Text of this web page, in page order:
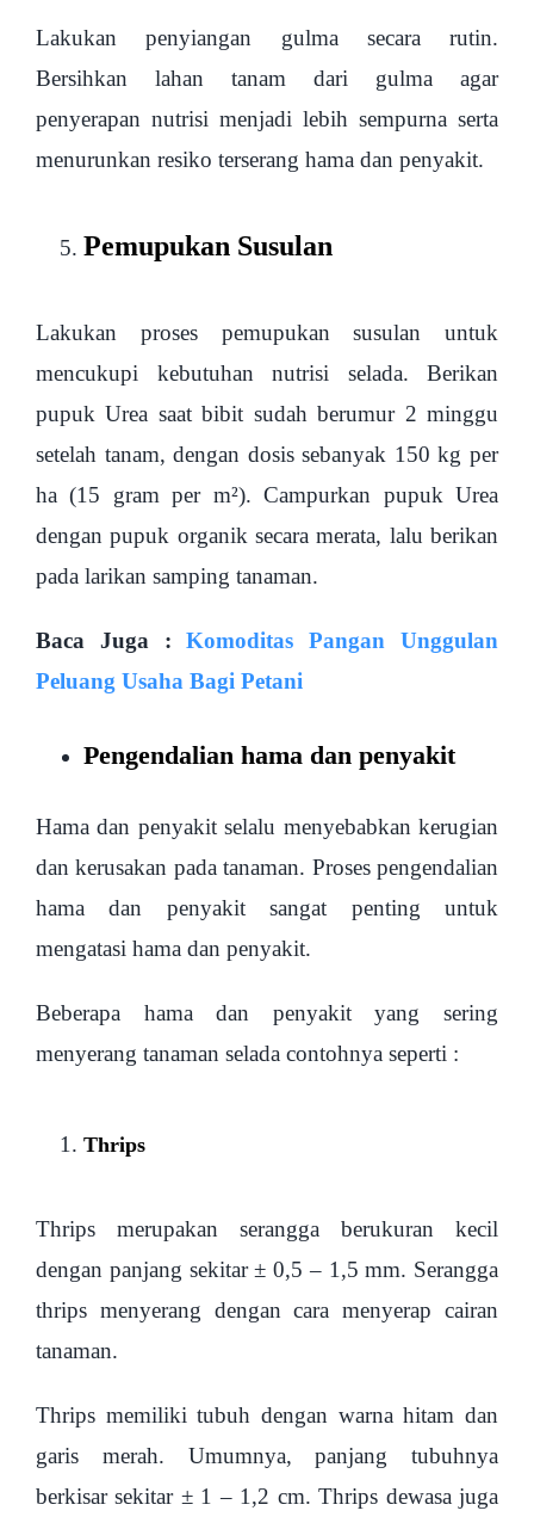
Lakukan penyiangan gulma secara rutin.
Bersihkan lahan tanam dari gulma agar
penyerapan nutrisi menjadi lebih sempurna serta
menurunkan resiko terserang hama dan penyakit.
Pemupukan Susulan
Lakukan proses pemupukan susulan untuk
mencukupi kebutuhan nutrisi selada. Berikan
pupuk Urea saat bibit sudah berumur 2 minggu
setelah tanam, dengan dosis sebanyak 150 kg per
ha (15 gram per m²). Campurkan pupuk Urea
dengan pupuk organik secara merata, lalu berikan
pada larikan samping tanaman.
Baca Juga :Komoditas Pangan Unggulan
Peluang Usaha Bagi Petani
Pengendalian hama dan penyakit
Hama dan penyakit selalu menyebabkan kerugian
dan kerusakan pada tanaman. Proses pengendalian
hama dan penyakit sangat penting untuk
mengatasi hama dan penyakit.
Beberapa hama dan penyakit yang sering
menyerang tanaman selada contohnya seperti :
Thrips
Thrips merupakan serangga berukuran kecil
dengan panjang sekitar ± 0,5 – 1,5 mm. Serangga
thrips menyerang dengan cara menyerap cairan
tanaman.
Thrips memiliki tubuh dengan warna hitam dan
garis merah. Umumnya, panjang tubuhnya
berkisar sekitar ± 1 – 1,2 cm. Thrips dewasa juga